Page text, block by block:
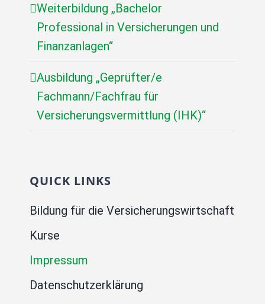
Weiterbildung „Bachelor
Professional in Versicherungen und
Finanzanlagen“
Ausbildung „Geprüfter/e
Fachmann/Fachfrau für
Versicherungsvermittlung (IHK)“
QUICK LINKS
Bildung für die Versicherungswirtschaft
Kurse
Impressum
Datenschutzerklärung